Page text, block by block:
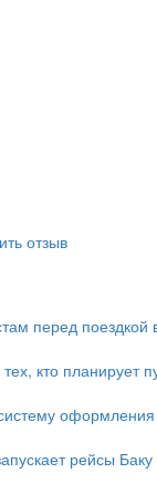
отзыв
перед
кто планирует
рейсы